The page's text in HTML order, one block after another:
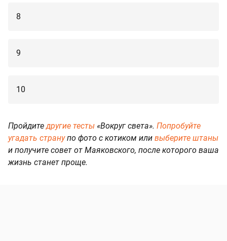
8
9
10
Пройдитедругие тесты «Вокруг света». Попробуйте
угадать странупо фото с котиком или выберите штаны
и получите совет от Маяковского, после которого ваша
жизнь станет проще.